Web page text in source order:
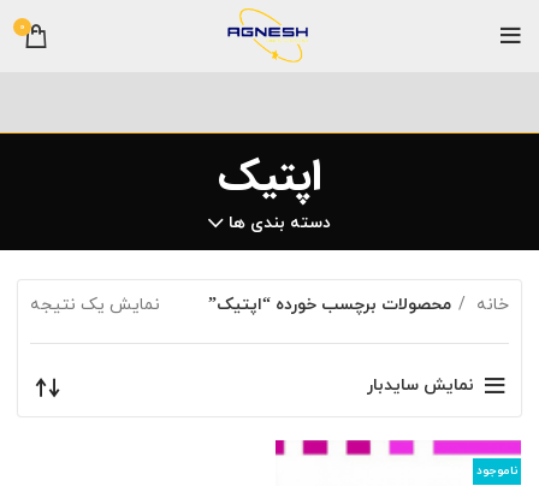
0
اپتیک
دسته بندی ها
خانه محصولات برچسب خورده “اپتیک” نمایش یک نتیجه
نمایش سایدبار
ناموجود